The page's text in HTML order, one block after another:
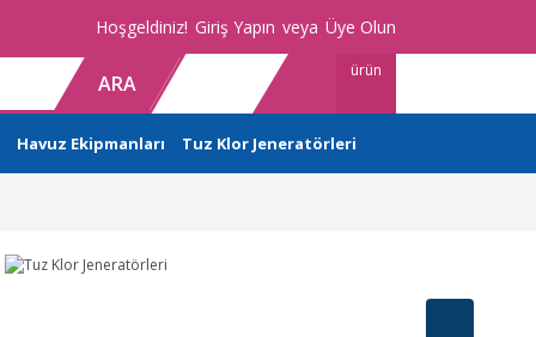
Hoşgeldiniz! Giriş Yapın veya Üye Olun
ARA
ürün
Havuz Ekipmanları Tuz Klor Jeneratörleri